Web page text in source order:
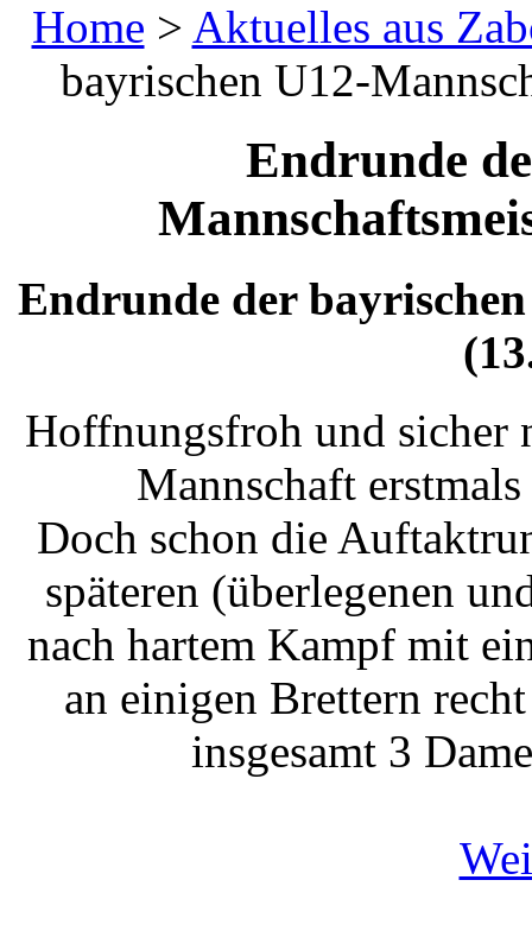
Home > Aktuelles aus
bayrischen U12-
Endrunde
Endrunde der
Hoffnungsfroh und sicher
Mannschaft
Doch schon die
späteren (überlegenen
nach hartem Kampf mit
an einigen Brettern
insgesamt 3